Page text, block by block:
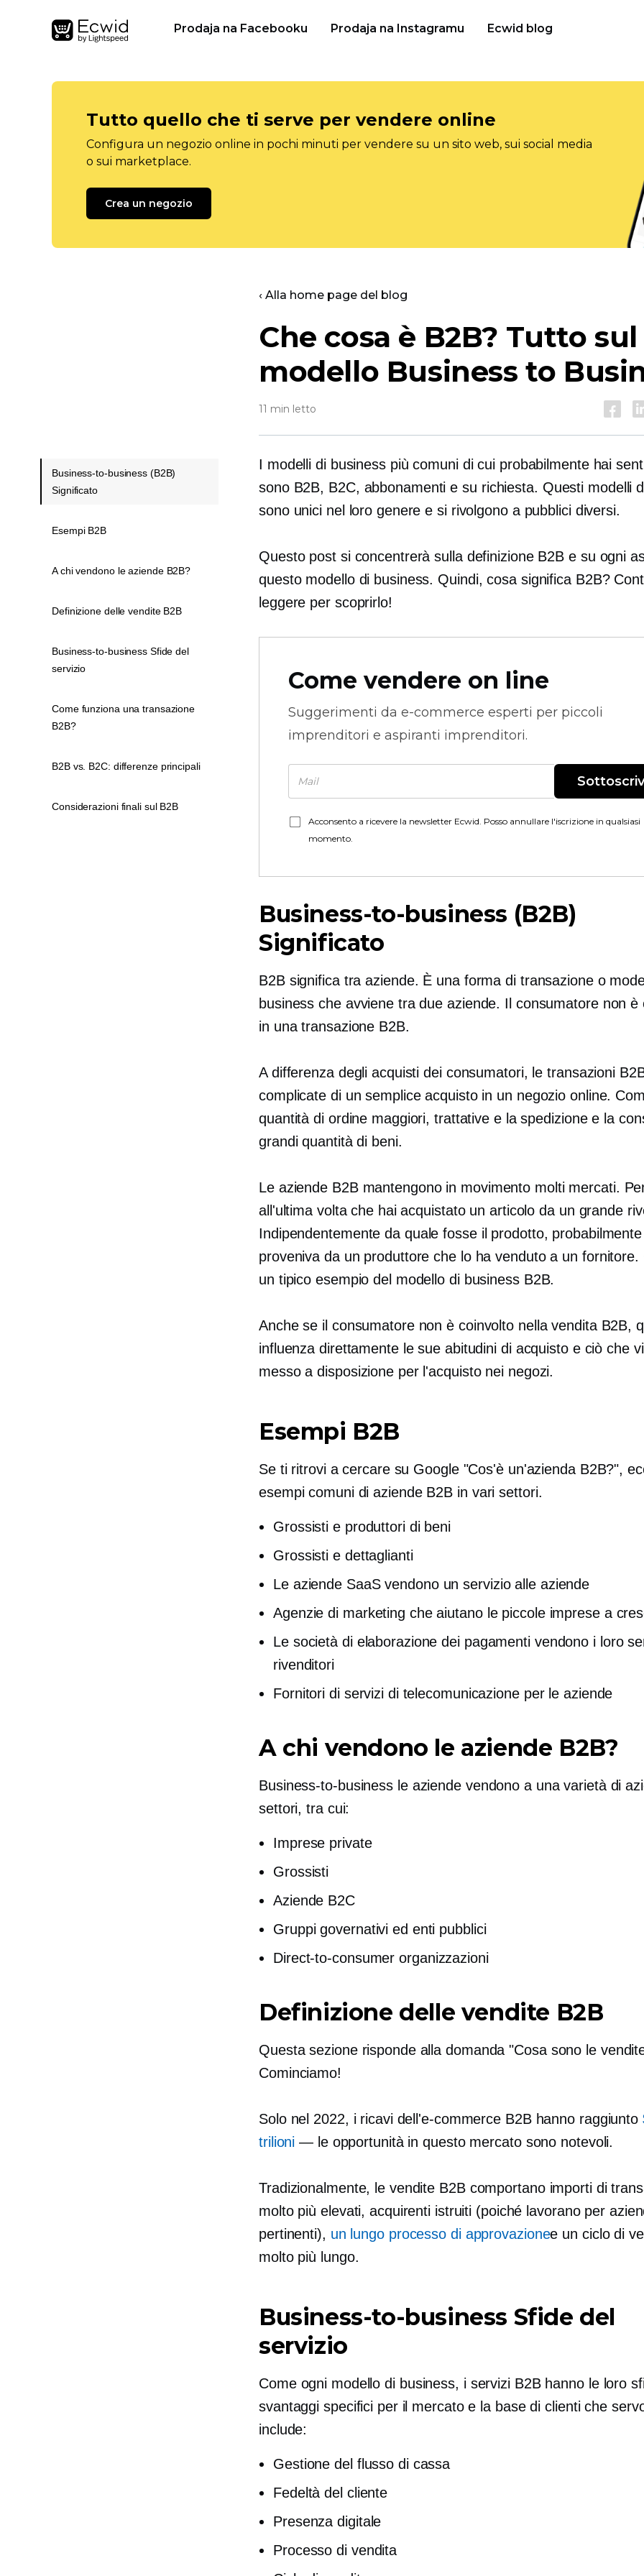
Prodaja na Facebooku Prodaja na Instagramu Ecwid blog
Tutto quello che ti serve per vendere online
Configura un negozio online in pochi minuti per vendere su un sito web, sui social media
o sui marketplace.
Crea un negozio
‹ Alla home page del blog
Che cosa è B2B? Tutto sul
modello Business to
11 min letto
I modelli di business più comuni di cui probabilmente hai
sono B2B, B2C, abbonamenti esu richiesta. Questi modelli
sono unici nel loro genere e si rivolgono a pubblici diversi.
Questo post si concentrerà sulla definizione B2B e su ogni
questo modello di business. Quindi, cosa significa B2B?
leggere per scoprirlo!
Come vendere on line
Suggerimenti da e-commerce esperti per piccoli
imprenditori e aspiranti imprenditori.
Acconsento a ricevere la newsletter Ecwid. Posso annullare l'iscrizione in qualsiasi
momento.
Business-to-business (B2B)
Significato
B2B significa tra aziende. È una forma di transazione o
business che avviene tra due aziende. Il consumatore non è
in una transazione B2B.
A differenza degli acquisti dei consumatori, le transazioni
complicate di un semplice acquisto in un negozio online.
quantità di ordine maggiori, trattative e la spedizione e la
grandi quantità di beni.
Le aziende B2B mantengono in movimento molti mercati.
all'ultima volta che hai acquistato un articolo da un grande
Indipendentemente da quale fosse il prodotto, probabilmente
proveniva da un produttore che lo ha venduto a un fornitore.
un tipico esempio del modello di business B2B.
Anche se il consumatore non è coinvolto nella vendita B2B,
influenza direttamente le sue abitudini di acquisto e ciò che
messo a disposizione per l'acquisto nei negozi.
Esempi B2B
Se ti ritrovi a cercare su Google "Cos'è un'azienda B2B?",
esempi comuni di aziende B2B in vari settori.
Grossisti e produttori di beni
Grossisti e dettaglianti
Le aziende SaaS vendono un servizio alle aziende
Agenzie di marketing che aiutano le piccole imprese a
Le società di elaborazione dei pagamenti vendono i loro
rivenditori
Fornitori di servizi di telecomunicazione per le aziende
A chi vendono le aziende B2B?
Business-to-business le aziende vendono a una varietà di
settori, tra cui:
Imprese private
Grossisti
Aziende B2C
Gruppi governativi ed enti pubblici
Direct-to-consumer organizzazioni
Definizione delle vendite B2B
Questa sezione risponde alla domanda "Cosa sono le
Cominciamo!
Solo nel 2022, i ricavi dell'e-commerce B2B hanno raggiunto
trilioni — le opportunità in questo mercato sono notevoli.
Tradizionalmente, le vendite B2B comportano importi di
molto più elevati, acquirenti istruiti (poiché lavorano per
pertinenti), un lungo processo di approvazionee un ciclo di
molto più lungo.
Business-to-business Sfide del
servizio
Come ogni modello di business, i servizi B2B hanno le loro
svantaggi specifici per il mercato e la base di clienti che
include:
Gestione del flusso di cassa
Fedeltà del cliente
Presenza digitale
Processo di vendita
Business-to-business (B2B)
Significato
Esempi B2B
A chi vendono le aziende B2B?
Definizione delle vendite B2B
Business-to-business Sfide del
servizio
Come funziona una transazione
B2B?
B2B vs. B2C: differenze principali
Considerazioni finali sul B2B